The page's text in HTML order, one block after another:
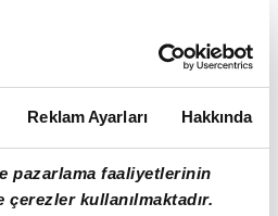
Reklam Ayarları Hakkında
pazarlama faaliyetlerinin
kullanılmaktadır.
Brükselliler 3 yılda
N-VA’nın
seçimleri
düzenlenecek olan
tartışmaya
AYGÜN / BRÜKSEL